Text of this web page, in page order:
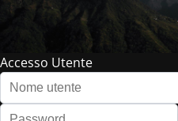
Accesso Utente